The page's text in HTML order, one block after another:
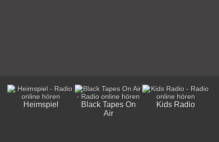
Heimspiel
Black Tapes On
Air
Kids Radio